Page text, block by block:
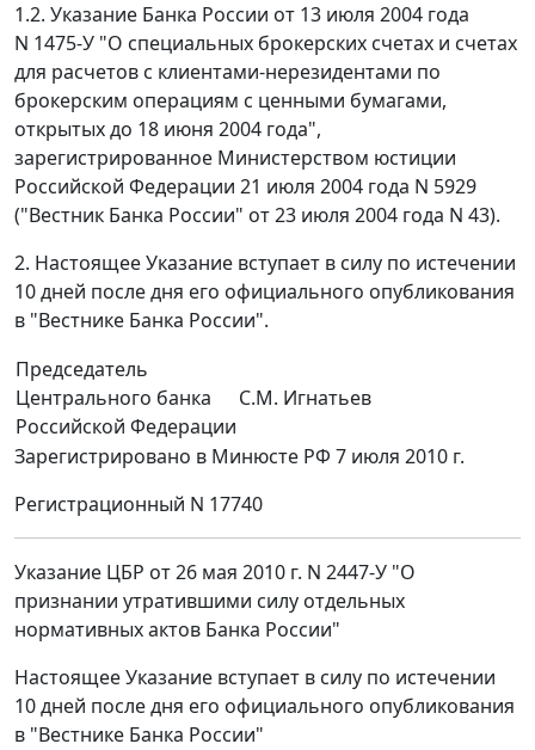
1.2. Указание Банка России от 13 июля 2004 года
N 1475-У "О специальных брокерских счетах и счетах
для расчетов с клиентами-нерезидентами по
брокерским операциям с ценными бумагами,
открытых до 18 июня 2004 года",
зарегистрированное Министерством юстиции
Российской Федерации 21 июля 2004 года N 5929
("Вестник Банка России" от 23 июля 2004 года N 43).
2. Настоящее Указание вступает в силу по истечении
10 дней после дня его официального опубликования
в "Вестнике Банка России".
Председатель
Центрального банка
Российской Федерации
С.М. Игнатьев
Зарегистрировано в Минюсте РФ 7 июля 2010 г.
Регистрационный N 17740
Указание ЦБР от 26 мая 2010 г. N 2447-У "О
признании утратившими силу отдельных
нормативных актов Банка России"
Настоящее Указание вступает в силу по истечении
10 дней после дня его официального опубликования
в "Вестнике Банка России"